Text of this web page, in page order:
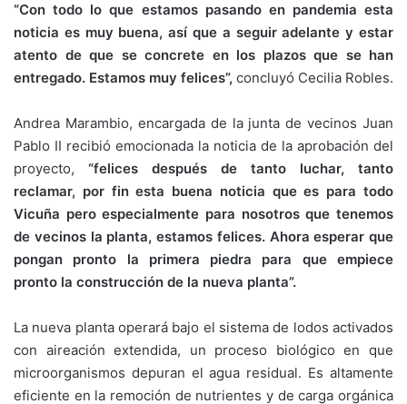
“Con todo lo que estamos pasando en pandemia esta
noticia es muy buena, así que a seguir adelante y estar
atento de que se concrete en los plazos que se han
entregado. Estamos muy felices”, concluyó Cecilia Robles.
Andrea Marambio, encargada de la junta de vecinos Juan
Pablo II recibió emocionada la noticia de la aprobación del
proyecto, “felices después de tanto luchar, tanto
reclamar, por fin esta buena noticia que es para todo
Vicuña pero especialmente para nosotros que tenemos
de vecinos la planta, estamos felices. Ahora esperar que
pongan pronto la primera piedra para que empiece
pronto la construcción de la nueva planta”.
La nueva planta operará bajo el sistema de lodos activados
con aireación extendida, un proceso biológico en que
microorganismos depuran el agua residual. Es altamente
eficiente en la remoción de nutrientes y de carga orgánica